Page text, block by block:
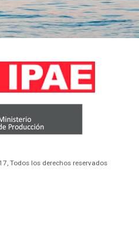
Todos los derechos reservados